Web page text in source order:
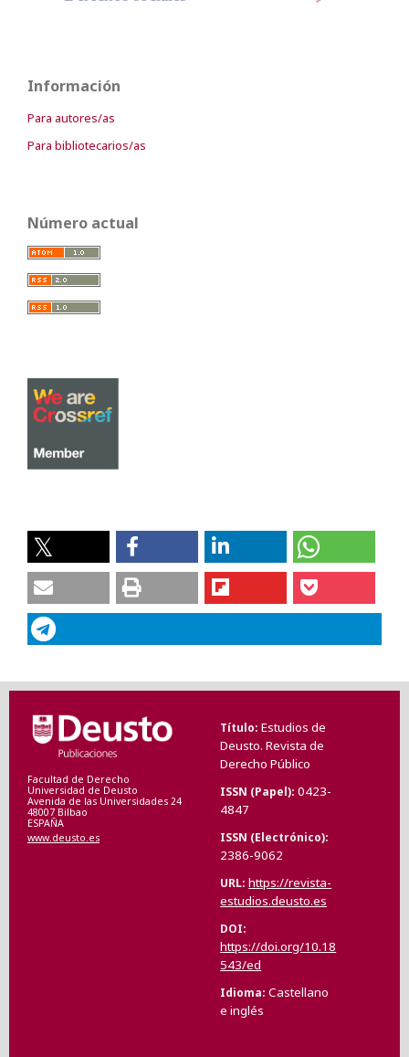
Información
Para autores/as
Para bibliotecarios/as
Número actual
Facultad de Derecho
Universidad de Deusto
Avenida de las Universidades 24
48007 Bilbao
ESPAÑA
www.deusto.es
Título Estudios de
Deusto. Revista de
Derecho Público
ISSN (Papel) 0423-
4847
ISSN (Electrónico)
2386-9062
URL https://revista-
estudios.deusto.es
DOI
https://doi.org/10.18
543/ed
Idioma Castellano
e inglés